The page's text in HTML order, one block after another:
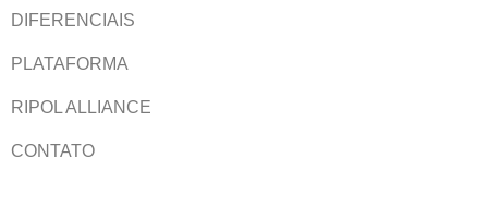
DIFERENCIAIS
PLATAFORMA
RIPOL ALLIANCE
CONTATO